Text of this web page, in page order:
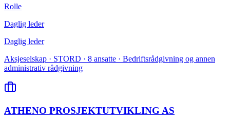
Rolle
Daglig leder
Daglig leder
Aksjeselskap · STORD · 8 ansatte · Bedriftsrådgivning og annen
administrativ rådgivning
ATHENO PROSJEKTUTVIKLING AS